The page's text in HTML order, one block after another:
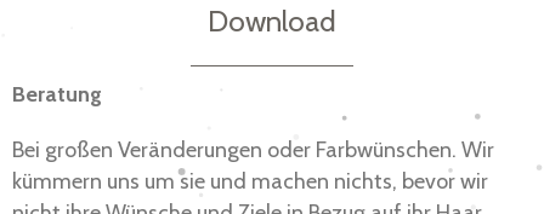
Download
Beratung
Bei großen Veränderungen oder Farbwünschen. Wir
kümmern uns um sie und machen nichts, bevor wir